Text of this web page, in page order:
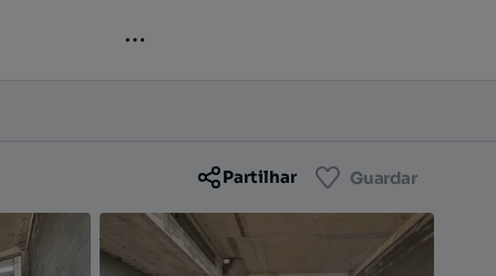
Partilhar Guardar